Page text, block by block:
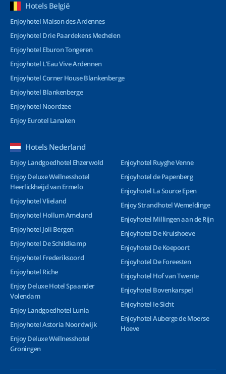
Hotels België
Enjoyhotel Maison des Ardennes
Enjoyhotel Drie Paardekens Mechelen
Enjoyhotel Eburon Tongeren
Enjoyhotel L’Eau Vive Ardennen
Enjoyhotel Corner House Blankenberge
Enjoyhotel Blankenberge
Enjoyhotel Noordzee
Enjoy Eurotel Lanaken
Hotels Nederland
Enjoy Landgoedhotel Ehzerwold
Enjoy Deluxe Wellnesshotel
Heerlickheijd van Ermelo
Enjoyhotel Vlieland
Enjoyhotel Hollum Ameland
Enjoyhotel Joli Bergen
Enjoyhotel De Schildkamp
Enjoyhotel Frederiksoord
Enjoyhotel Riche
Enjoy Deluxe Hotel Spaander
Volendam
Enjoy Landgoedhotel Lunia
Enjoyhotel Astoria Noordwijk
Enjoy Deluxe Wellnesshotel
Groningen
Enjoyhotel Ruyghe Venne
Enjoyhotel de Papenberg
Enjoyhotel La Source Epen
Enjoy Strandhotel Wemeldinge
Enjoyhotel Millingen aan de Rijn
Enjoyhotel De Kruishoeve
Enjoyhotel De Koepoort
Enjoyhotel De Foreesten
Enjoyhotel Hof van Twente
Enjoyhotel Bovenkarspel
Enjoyhotel Ie-Sicht
Enjoyhotel Auberge de Moerse
Hoeve